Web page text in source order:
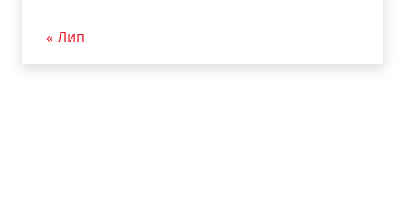
« Лип